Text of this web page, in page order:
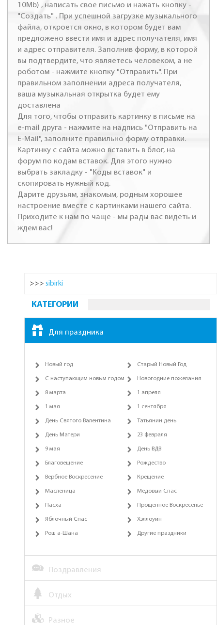
10Mb) , написать свое письмо и нажать кнопку -
"Создать" . При успешной загрузке музыкального
файла, откроется окно, в котором будет вам
предложено ввести имя и адрес получателя, имя
и адрес отправителя. Заполнив форму, в которой
вы подтвердите, что являетесь человеком, а не
роботом - нажмите кнопку "Отправить". При
правильном заполнении адреса получателя,
ваша музыкальная открытка будет ему
доставлена
Для того, чтобы отправить картинку в письме на
e-mail друга - нажмите на надпись "Отправить на
E-Mail", заполните правильно форму отправки.
Картинку с сайта можно вставить в блог, на
форум по кодам вставок. Для этого нужно
выбрать закладку - "Коды вставок" и
скопировать нужный код.
Дарите друзьям, знакомым, родным хорошее
настроение вместе с картинками нашего сайта.
Приходите к нам по чаще - мы рады вас видеть и
ждем вас!
>>> sibirki
КАТЕГОРИИ
Для праздника
Новый год Старый Новый Год
С наступающим новым годом Новогодние пожелания
8 марта 1 апреля
1 мая 1 сентября
День Святого Валентина Татьянин день
День Матери 23 февраля
9 мая День ВДВ
Благовещение Рождество
Вербное Воскресение Крещение
Масленица Медовый Спас
Пасха Прощенное Воскресенье
Яблочный Спас Хэллоуин
Рош а-Шана Другие праздники
Поздравления
Отдых
Разное